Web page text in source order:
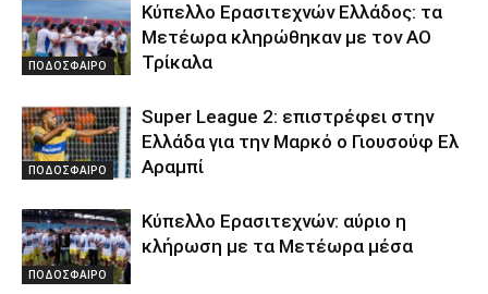
ΠΟΔΟΣΦΑΙΡΟ
Κύπελλο Ερασιτεχνών Ελλάδος: τα
Μετέωρα κληρώθηκαν με τον ΑΟ
Τρίκαλα
ΠΟΔΟΣΦΑΙΡΟ
Super League 2: επιστρέφει στην
Ελλάδα για την Μαρκό ο Γιουσούφ Ελ
Αραμπί
ΠΟΔΟΣΦΑΙΡΟ
Κύπελλο Ερασιτεχνών: αύριο η
κλήρωση με τα Μετέωρα μέσα